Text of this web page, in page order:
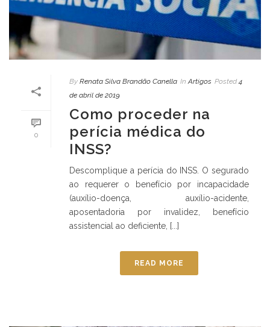
0
By Renata Silva Brandão Canella In Artigos Posted 4
de abril de 2019
Como proceder na
perícia médica do
INSS?
Descomplique a perícia do INSS. O segurado
ao requerer o benefício por incapacidade
(auxílio-doença, auxílio-acidente,
aposentadoria por invalidez, benefício
assistencial ao deficiente, [...]
READ MORE